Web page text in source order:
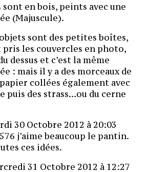
en bois, peints avec une
(Majuscule).
sont des petites boîtes,
pris les couvercles en photo,
dessus et c’est la même
: mais il y a des morceaux de
collées également avec
puis des strass…ou du cerne
30 Octobre 2012 à 20:03
j’aime beaucoup le pantin.
ces idées.
31 Octobre 2012 à 12:27